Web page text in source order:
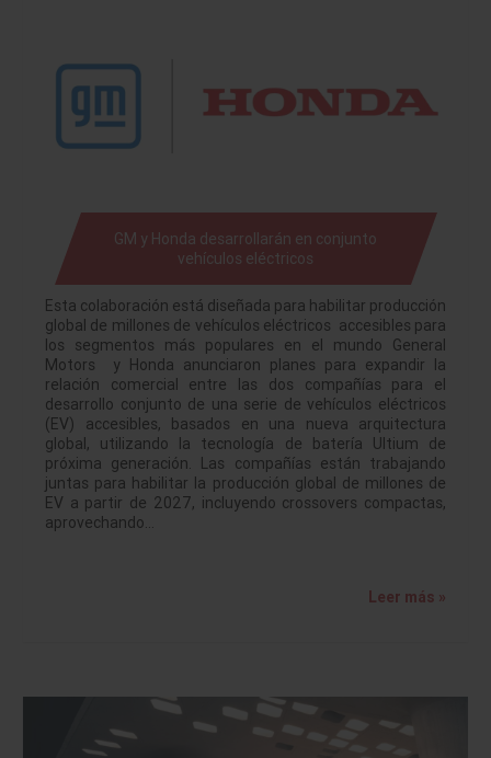
GM y Honda desarrollarán en conjunto
vehículos eléctricos
Esta colaboración está diseñada para habilitar producción
global de millones de vehículos eléctricos accesibles para
los segmentos más populares en el mundo General
Motors y Honda anunciaron planes para expandir la
relación comercial entre las dos compañías para el
desarrollo conjunto de una serie de vehículos eléctricos
(EV) accesibles, basados en una nueva arquitectura
global, utilizando la tecnología de batería Ultium de
próxima generación. Las compañías están trabajando
juntas para habilitar la producción global de millones de
EV a partir de 2027, incluyendo crossovers compactas,
aprovechando…
Leer más »